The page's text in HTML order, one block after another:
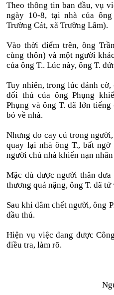
Theo thông tin ban đầu, vụ
ngày 10-8, tại nhà của
Trường Cát, xã Trường Lâm).
Vào thời điểm trên, ông
cùng thôn) và một người
của ông T.. Lúc này, ông T.
Tuy nhiên, trong lúc đánh
đối thủ của ông Phụng
Phụng và ông T. đã lớn tiếng
bỏ về nhà.
Nhưng do cay cú trong
quay lại nhà ông T., bất
người chủ nhà khiến nạn
Mặc dù được người thân
thương quá nặng, ông T. đã tử
Sau khi đâm chết người, ông
đầu thú.
Hiện vụ việc đang được
điều tra, làm rõ.